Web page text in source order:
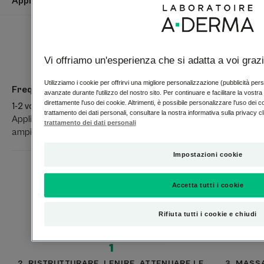
lattanti.
Vegan info : non contiene ingredienti di origine animale.
Vantaggio
La formula naturale al 94% di EPITHELIALE A.H ULTRA
CREMA RISTRUTTURANTE LENITIVA, testata post-peeling,
post-laser** e sulla pelle tatuata riepidermizzata, offre
una tripla azione : ristrutturante*, anti-segni e lenitiva.
• ACCELERA la ristrutturazione della pelle fragile.
• AIUTA a ridurre la comparsa dei segni residui sulla pelle.
atti estetici superficiali e/o a lesioni cutanee superficiali.
Consistenza RACCOLTA DIFFERENZIATA
Frequenza d'uso
1-2 volte al giorno
Applicare una o due volte al giorno su un'area mirata o più
ampia.
Routine di skincare
1
Vi offriamo un'esperienza che si adatta a voi
Utilizziamo i cookie per offrirvi una migliore personalizzazione (pubblicità
avanzate durante l'utilizzo del nostro sito. Per continuare e facilitare la
direttamente l'uso dei cookie. Altrimenti, è possibile personalizzare l'uso dei
trattamento dei dati personali, consultare la nostra informativa sulla privacy
trattamento dei dati personali
Impostazioni cookie
Rifiuta tutti i cookie e chiudi
Accetta tutti i cookie